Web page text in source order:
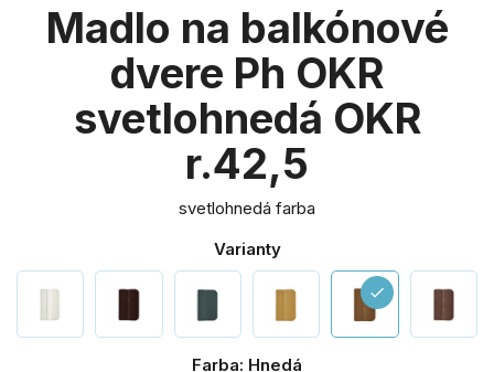
Madlo na balkónové
dvere Ph OKR
svetlohnedá OKR
r.42,5
svetlohnedá farba
Varianty
check
Farba: Hnedá